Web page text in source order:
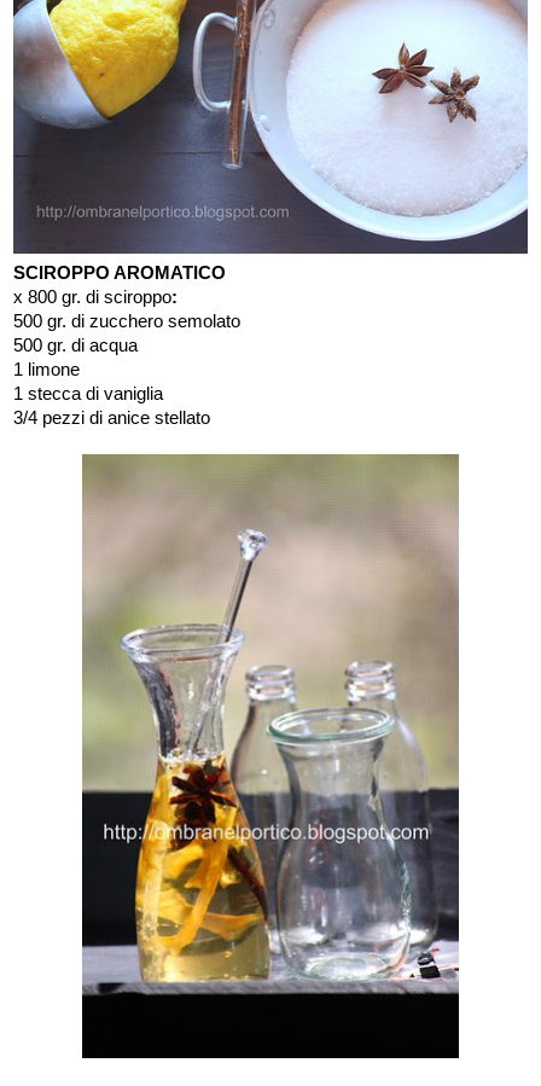
SCIROPPO AROMATICO
x 800 gr. di sciroppo:
500 gr. di zucchero semolato
500 gr. di acqua
1 limone
1 stecca di vaniglia
3/4 pezzi di anice stellato